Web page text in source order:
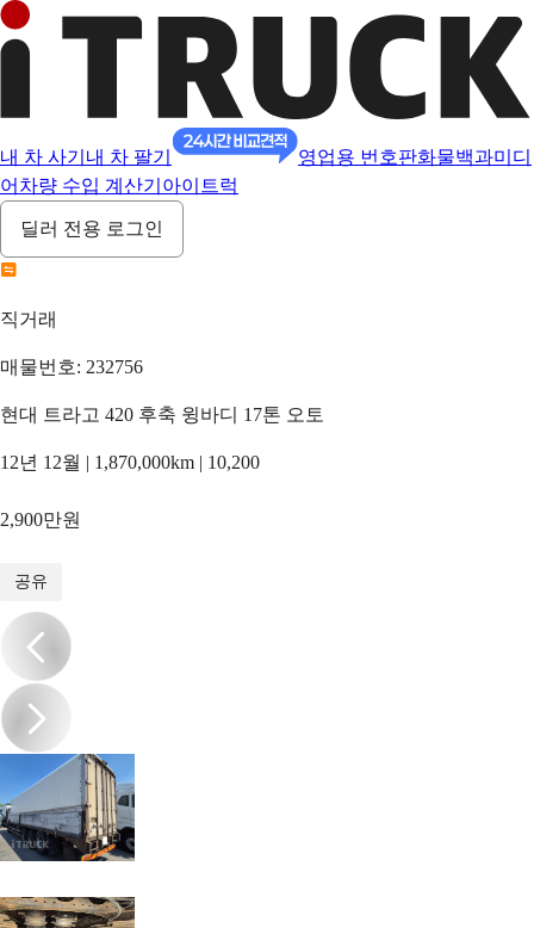
내 차 사기 내 차 팔기 영업용 번호판화물백과미디
어 차량 수입 계산기 아이트럭
딜러 전용 로그인
직거래
매물번호: 232756
현대 트라고 420 후축 윙바디 17톤 오토
12년 12월 | 1,870,000km | 10,200
2,900만원
공유
/20